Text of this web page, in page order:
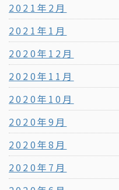
2021年2月
2021年1月
2020年12月
2020年11月
2020年10月
2020年9月
2020年8月
2020年7月